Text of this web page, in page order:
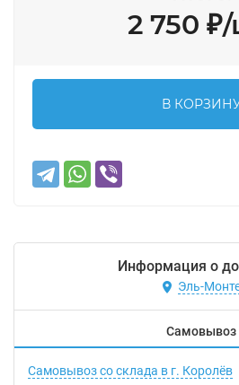
2 750 ₽/
В
Информация о
Эль-
Самовывоз
Самовывоз со склада в г. Королёв